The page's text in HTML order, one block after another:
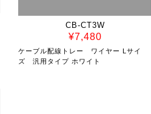
CB-CT3W
¥7,480
ケーブル配線トレー ワイヤー Lサイ
ズ 汎用タイプ ホワイト